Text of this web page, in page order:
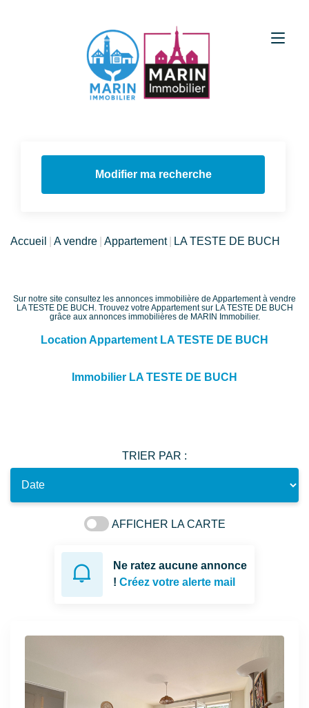
Modifier ma recherche
Accueil A vendre Appartement LA TESTE DE BUCH
Sur notre site consultez les annonces immobilière de Appartement à vendre
LA TESTE DE BUCH. Trouvez votre Appartement sur LA TESTE DE BUCH
grâce aux annonces immobilières de MARIN Immobilier.
Location Appartement LA TESTE DE BUCH
Immobilier LA TESTE DE BUCH
TRIER PAR :
AFFICHER LA CARTE
Ne ratez aucune annonce
! Créez votre alerte mail